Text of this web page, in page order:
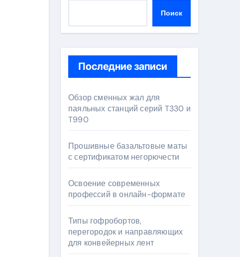
Поиск
Последние записи
Обзор сменных жал для
паяльных станций серий T330 и
T990
Прошивные базальтовые маты
с сертификатом негорючести
Освоение современных
профессий в онлайн-формате
Типы гофробортов,
перегородок и направляющих
для конвейерных лент